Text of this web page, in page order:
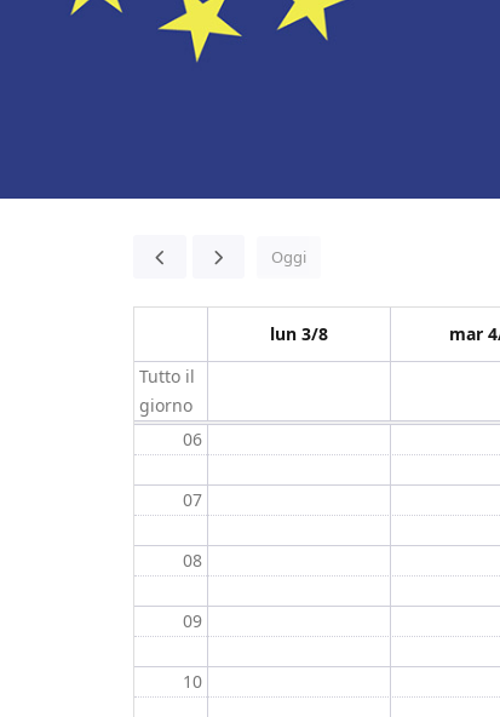
Oggi
lun 3/8 mar
Tutto il
giorno
02
05
06
07
08
09
10